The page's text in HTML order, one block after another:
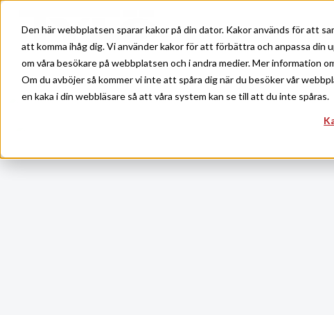
Den här webbplatsen sparar kakor på din dator. Kakor används för att
att komma ihåg dig. Vi använder kakor för att förbättra och anpassa
om våra besökare på webbplatsen och i andra medier. Mer information
Om du avböjer så kommer vi inte att spåra dig när du besöker vår
en kaka i din webbläsare så att våra system kan se till att du inte spåras.
Skip to main content